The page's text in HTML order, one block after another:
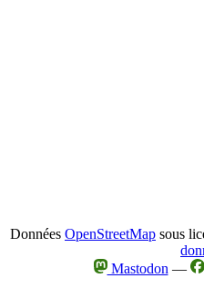
Données OpenStreetMap sous
Mastodon —